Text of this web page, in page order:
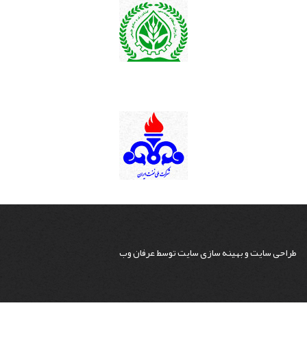
طراحی سایتوبهینه سازی سایتتوسطعرفان وب